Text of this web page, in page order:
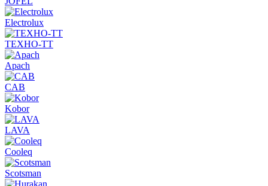
Electrolux
ТЕХНО-ТТ
Apach
CAB
Kobor
LAVA
Cooleq
Scotsman